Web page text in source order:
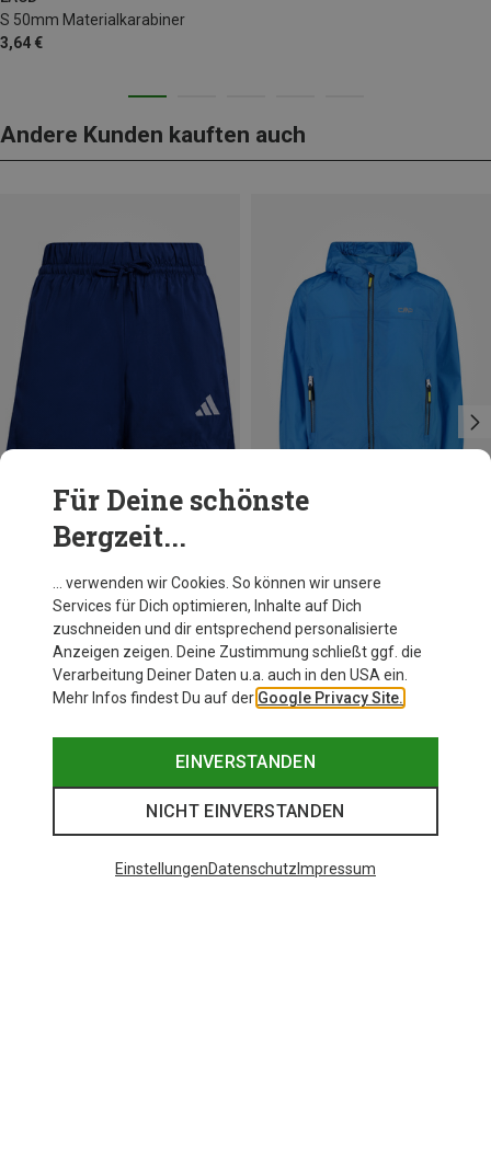
S 50mm Materialkarabiner
3,64 €
Andere Kunden kauften auch
Kinder Essentials Chelsea Shorts
140 152
164
Für Deine schönste
Bergzeit...
… verwenden wir Cookies. So können wir unsere
Services für Dich optimieren, Inhalte auf Dich
zuschneiden und dir entsprechend personalisierte
Anzeigen zeigen. Deine Zustimmung schließt ggf. die
Verarbeitung Deiner Daten u.a. auch in den USA ein.
Mehr Infos findest Du auf der Google Privacy Site.
EINVERSTANDEN
NICHT EINVERSTANDEN
EinstellungenDatenschutz Impressum